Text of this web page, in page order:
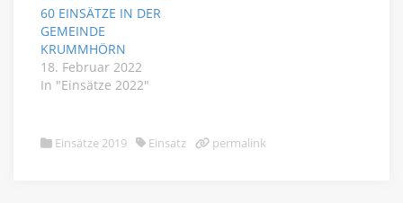
60 EINSÄTZE IN DER
GEMEINDE
KRUMMHÖRN
18. Februar 2022
In "Einsätze 2022"
Einsätze 2019 Einsatz permalink